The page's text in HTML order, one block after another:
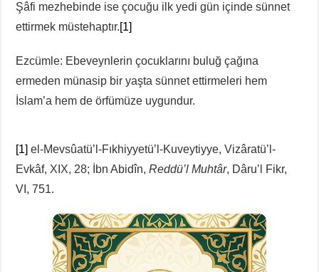
Şâfi mezhebinde ise çocuğu ilk yedi gün içinde sünnet
ettirmek müstehaptır.[1]
Ezcümle: Ebeveynlerin çocuklarını buluğ çağına
ermeden münasip bir yaşta sünnet ettirmeleri hem
İslam’a hem de örfümüze uygundur.
[1] el-Mevsûatü’l-Fıkhiyyetü’l-Kuveytiyye, Vizâratü’l-
Evkâf, XIX, 28; İbn Abidîn,Reddü’l Muhtâr, Dâru’l Fikr,
VI, 751.